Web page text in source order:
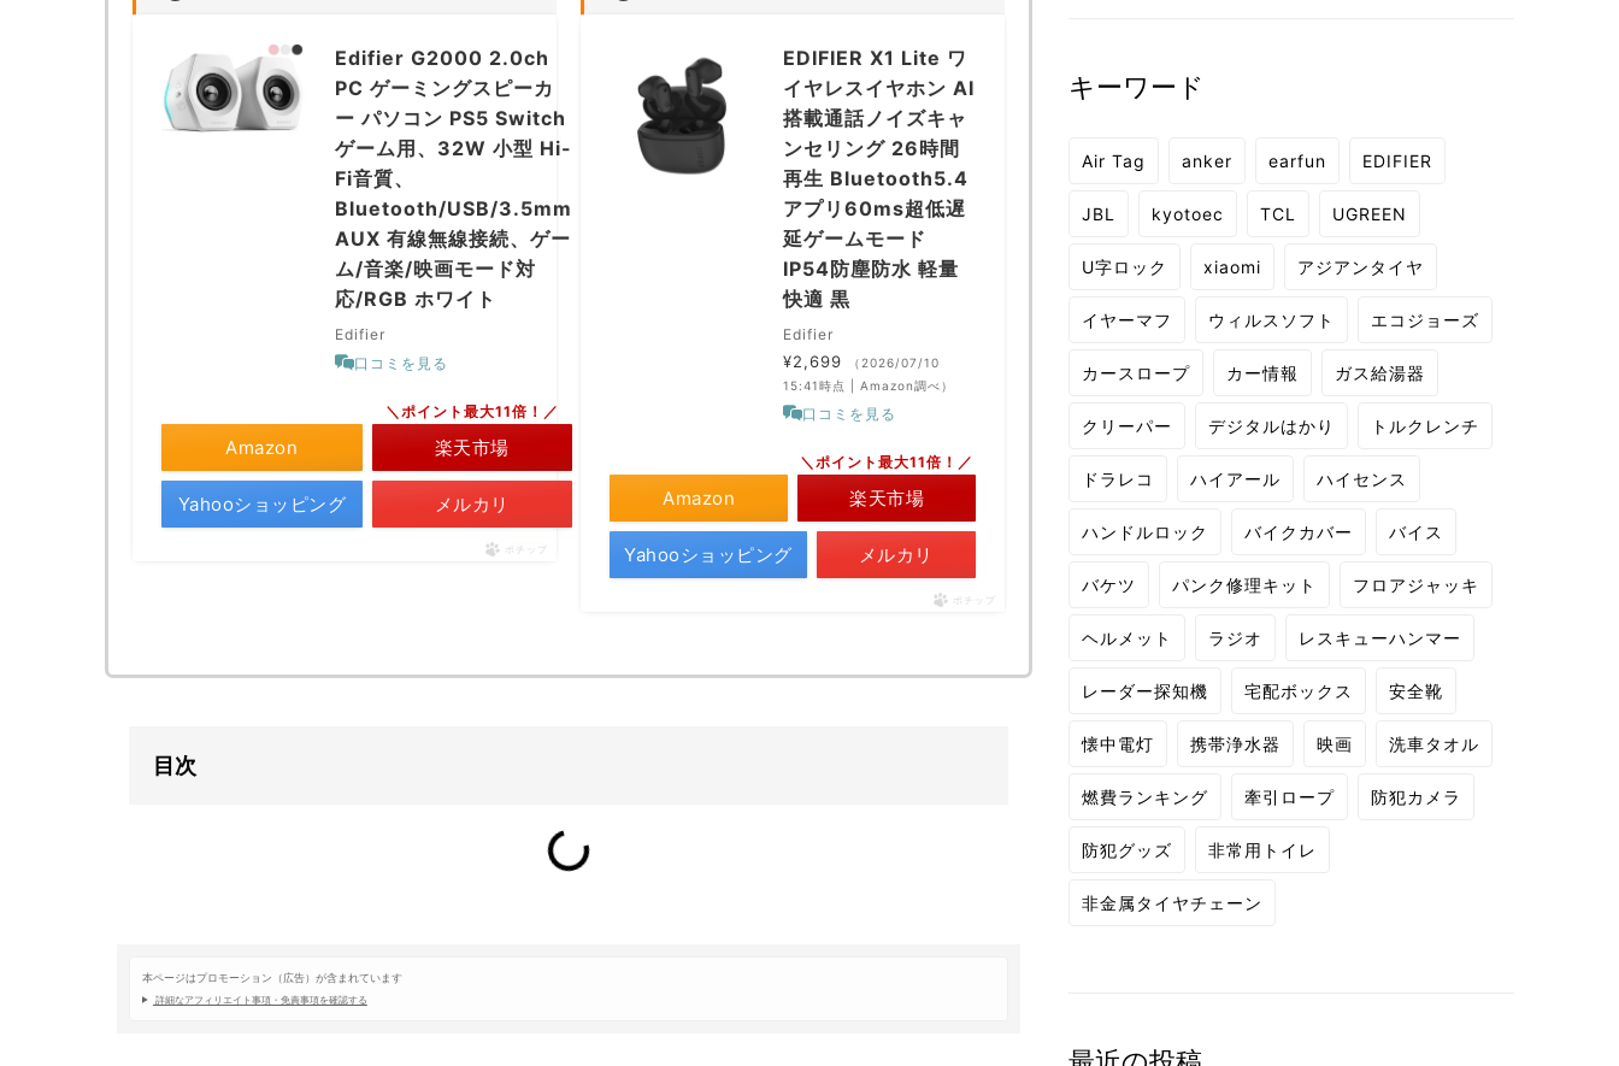
Edifier G2000 2.0ch
PC ゲーミングスピーカ
ー パソコン PS5 Switch
ゲーム用、32W 小型 Hi-
Fi音質、
Bluetooth/USB/3.5mm
AUX 有線無線接続、ゲー
ム/音楽/映画モード対
応/RGB ホワイト
Edifier
口コミを見る
Amazon
＼ポイント最大11倍！／
楽天市場
Yahooショッピング メルカリ
ポチップ
EDIFIER X1 Lite ワ
イヤレスイヤホン AI
搭載通話ノイズキャ
ンセリング 26時間
再生 Bluetooth5.4
アプリ60ms超低遅
延ゲームモード
IP54防塵防水 軽量
快適 黒
Edifier
¥2,699
（2026/07/10
15:41時点 | Amazon調べ）
口コミを見る
Amazon
＼ポイント最大11倍！／
楽天市場
Yahooショッピング メルカリ
ポチップ
目次
本ページはプロモーション（広告）が含まれています
詳細なアフィリエイト事項・免責事項を確認する
キーワード
Air Tag anker earfun EDIFIER
JBL kyotoec TCL UGREEN
U字ロック xiaomi アジアンタイヤ
イヤーマフ ウィルスソフト エコジョーズ
カースロープ カー情報 ガス給湯器
クリーパー デジタルはかり トルクレンチ
ドラレコ ハイアール ハイセンス
ハンドルロック バイクカバー バイス
バケツ パンク修理キット フロアジャッキ
ヘルメット ラジオ レスキューハンマー
レーダー探知機 宅配ボックス 安全靴
懐中電灯 携帯浄水器 映画 洗車タオル
燃費ランキング 牽引ロープ 防犯カメラ
防犯グッズ 非常用トイレ
非金属タイヤチェーン